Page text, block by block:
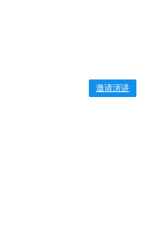
邀请演讲